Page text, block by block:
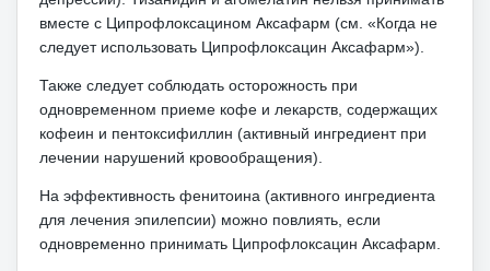
вместе с Ципрофлоксацином Аксафарм (см. «Когда не
следует использовать Ципрофлоксацин Аксафарм»).
Также следует соблюдать осторожность при
одновременном приеме кофе и лекарств, содержащих
кофеин и пентоксифиллин (активный ингредиент при
лечении нарушений кровообращения).
На эффективность фенитоина (активного ингредиента
для лечения эпилепсии) можно повлиять, если
одновременно принимать Ципрофлоксацин Аксафарм.